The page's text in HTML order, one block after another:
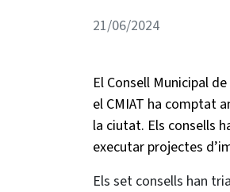
21/06/2024
El Consell Municipal
el CMIAT ha comptat
la ciutat. Els consells
executar projectes
Els set consells han